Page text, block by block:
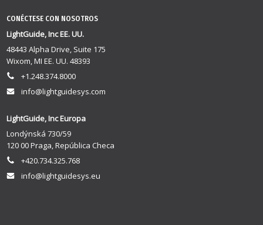
CONÉCTESE CON NOSOTROS
LightGuide, Inc EE. UU.
48443 Alpha Drive, Suite 175
Wixom, MI EE. UU. 48393
+1.248.374.8000
info@lightguidesys.com
LightGuide, Inc Europa
Londýnská 730/59
120 00 Praga, República Checa
+420.734.325.768
info@lightguidesys.eu